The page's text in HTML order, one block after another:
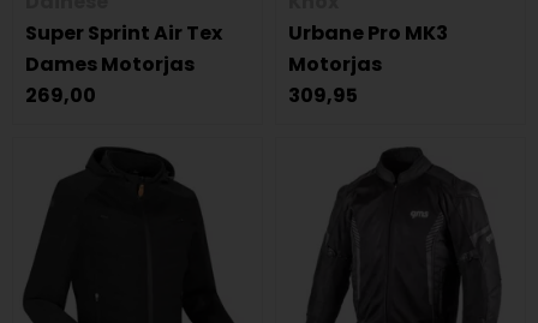
Super Sprint Air Tex
Dames Motorjas
269,00
Urbane Pro MK3
Motorjas
309,95